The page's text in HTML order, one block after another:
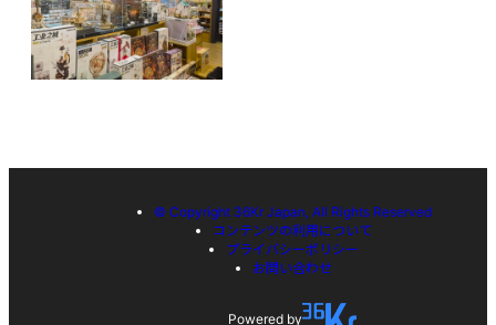
© Copyright 36Kr Japan, All Rights Reserved
コンテンツの利用について
プライバシーポリシー
お問い合わせ
Powered by